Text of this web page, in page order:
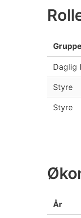
Gruppe
Daglig
Styre
Styre
År